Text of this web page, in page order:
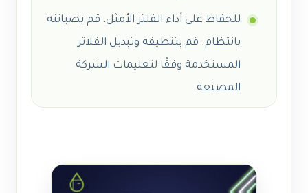
للحفاظ على أداء الفلتر الأمثل، قم بصيانته
بانتظام. قم بتنظيفه وتبديل الفلاتر
المستخدمة وفقًا لتعليمات الشركة
المصنعة.